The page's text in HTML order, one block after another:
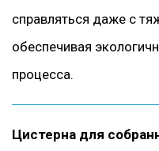
справляться даже с
обеспечивая
процесса.
Цистерна для